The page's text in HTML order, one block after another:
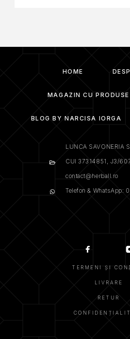
HOME
MAGAZIN CU
BLOG BY NARCISA IORGA
LUNCA SAVONERIA
CUI 37314851, J3/
contact@herball.ro
Telefon & WhatsApp:
TERMENI ȘI
LIVRARE
RETUR